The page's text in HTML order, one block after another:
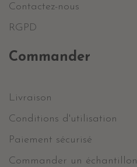
Contactez-nous
RGPD
Commander
Livraison
Conditions d'utilisation
Paiement sécurisé
Commander un échantillon